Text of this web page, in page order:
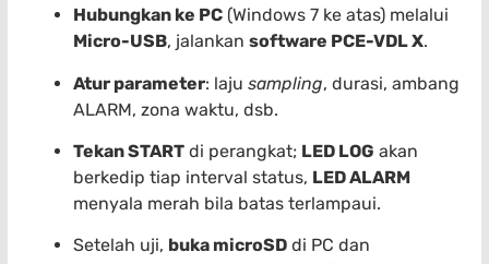
Hubungkan ke PC (Windows 7 ke atas) melalui
Micro-USB, jalankan software PCE-VDL X.
Atur parameter: laju sampling, durasi, ambang
ALARM, zona waktu, dsb.
Tekan START di perangkat; LED LOG akan
berkedip tiap interval status, LED ALARM
menyala merah bila batas terlampaui.
Setelah uji, buka microSD di PC dan